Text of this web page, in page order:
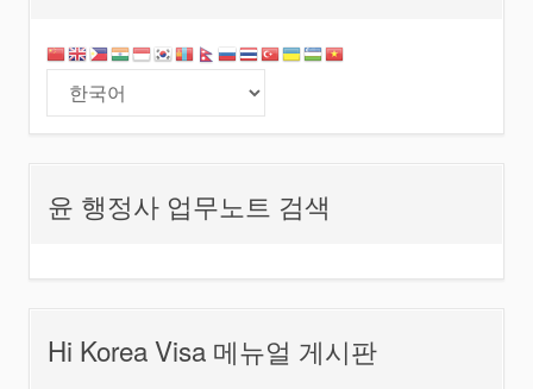
윤 행정사 업무노트 검색
Hi Korea Visa 메뉴얼 게시판